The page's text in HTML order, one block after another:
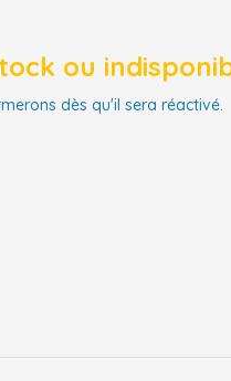
ou
dès qu'il sera réactivé.